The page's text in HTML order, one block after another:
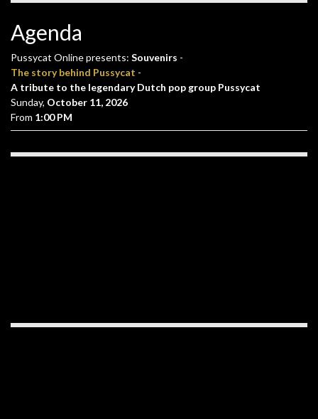
Agenda
Pussycat Online presents: Souvenirs -
The story behind Pussycat -
A tribute to the legendary Dutch pop group Pussycat
Sunday, October 11, 2026
From 1:00 PM